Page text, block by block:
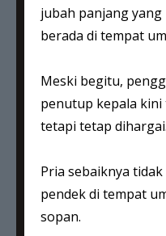
jubah panjang
berada di tempat
Meski begitu,
penutup kepala kini
tetapi tetap dihargai.
Pria sebaiknya
pendek di tempat
sopan.